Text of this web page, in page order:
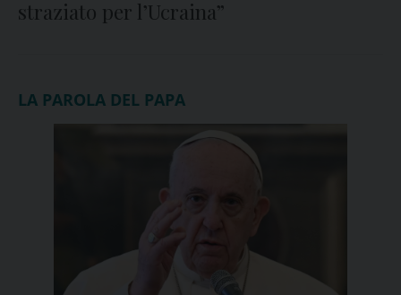
straziato per l’Ucraina”
LA PAROLA DEL PAPA